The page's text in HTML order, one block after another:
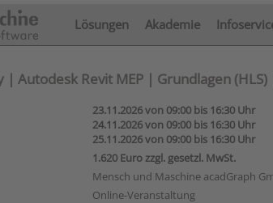
Lösungen Akademie
| Autodesk Revit MEP | Grundlagen
23.11.2026 von 09:00 bis 16:30 Uhr
24.11.2026 von 09:00 bis 16:30 Uhr
25.11.2026 von 09:00 bis 16:30 Uhr
1.620 Euro zzgl. gesetzl. MwSt.
Mensch und Maschine acadGraph
Online-Veranstaltung